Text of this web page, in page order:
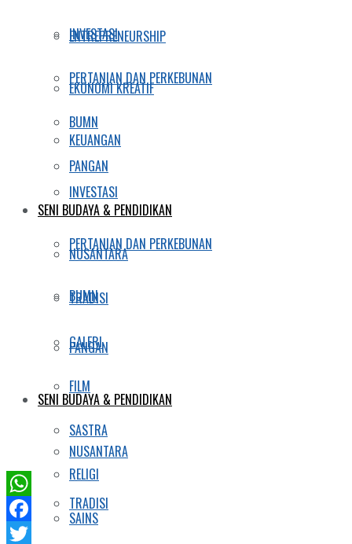
INVESTASI
PERTANIAN DAN PERKEBUNAN
BUMN
PANGAN
SENI BUDAYA & PENDIDIKAN
NUSANTARA
TRADISI
GALERI
FILM
SASTRA
RELIGI
SAINS
ENTREPRENEURSHIP
EKONOMI KREATIF
KEUANGAN
INVESTASI
PERTANIAN DAN PERKEBUNAN
BUMN
PANGAN
SENI BUDAYA & PENDIDIKAN
NUSANTARA
TRADISI
WhatsApp
Facebook